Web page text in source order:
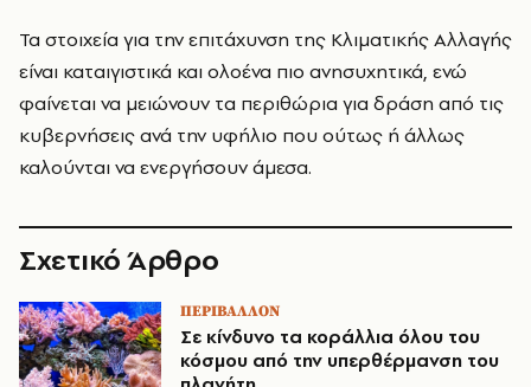
Τα στοιχεία για την επιτάχυνση της Κλιματικής Αλλαγής
είναι καταιγιστικά και ολοένα πιο ανησυχητικά, ενώ
φαίνεται να μειώνουν τα περιθώρια για δράση από τις
κυβερνήσεις ανά την υφήλιο που ούτως ή άλλως
καλούνται να ενεργήσουν άμεσα.
Σχετικό Άρθρο
ΠΕΡΙΒΑΛΛΟΝ
Σε κίνδυνο τα κοράλλια όλου του
κόσμου από την υπερθέρμανση του